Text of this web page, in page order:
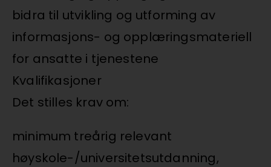
bidra til utvikling og utforming av
informasjons- og opplæringsmateriell
for ansatte i tjenestene
Kvalifikasjoner
Det stilles krav om:
minimum treårig relevant
høyskole-/universitetsutdanning,